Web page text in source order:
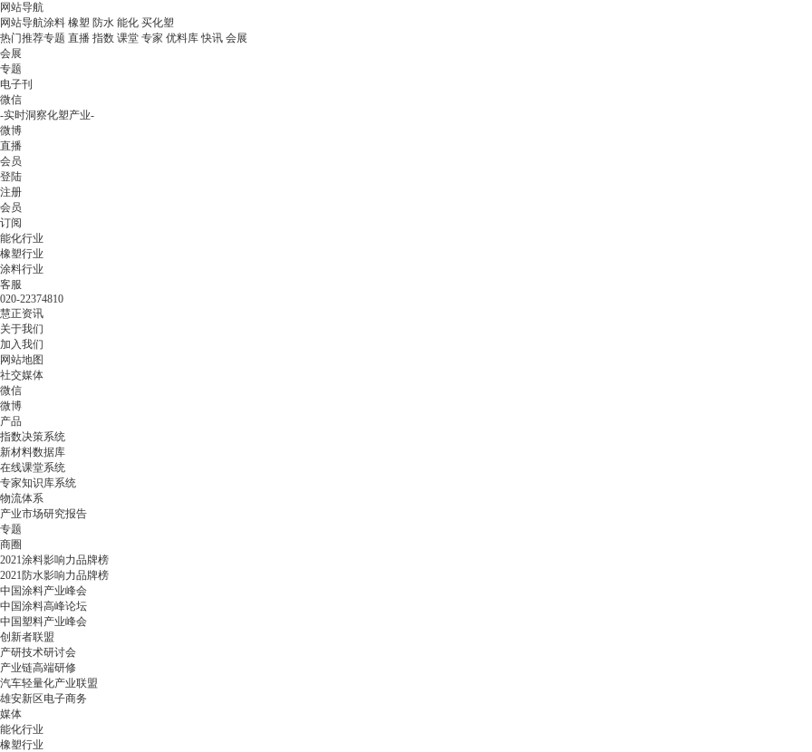
网站导航
网站导航涂料 橡塑 防水 能化 买化塑
热门推荐专题 直播 指数 课堂 专家 优料库 快讯 会展
会展
专题
电子刊
微信
-实时洞察化塑产业-
微博
直播
会员
登陆
注册
会员
订阅
能化行业
橡塑行业
涂料行业
客服
020-22374810
慧正资讯
关于我们
加入我们
网站地图
社交媒体
微信
微博
产品
指数决策系统
新材料数据库
在线课堂系统
专家知识库系统
物流体系
产业市场研究报告
专题
商圈
2021涂料影响力品牌榜
2021防水影响力品牌榜
中国涂料产业峰会
中国涂料高峰论坛
中国塑料产业峰会
创新者联盟
产研技术研讨会
产业链高端研修
汽车轻量化产业联盟
雄安新区电子商务
媒体
能化行业
橡塑行业